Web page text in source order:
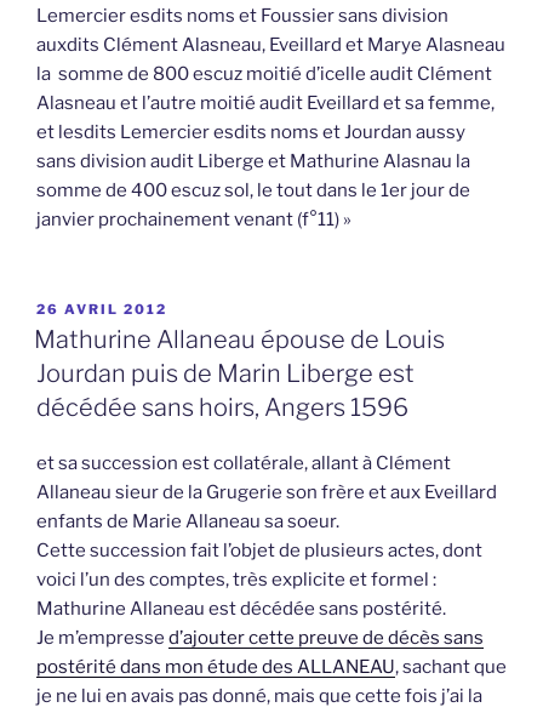
Lemercier esdits noms et Foussier sans division
auxdits Clément Alasneau, Eveillard et Marye Alasneau
la somme de 800 escuz moitié d’icelle audit Clément
Alasneau et l’autre moitié audit Eveillard et sa femme,
et lesdits Lemercier esdits noms et Jourdan aussy
sans division audit Liberge et Mathurine Alasnau la
somme de 400 escuz sol, le tout dans le 1er jour de
janvier prochainement venant (f°11) »
PUBLIÉ
LE
26 AVRIL 2012
Mathurine Allaneau épouse de Louis
Jourdan puis de Marin Liberge est
décédée sans hoirs, Angers 1596
et sa succession est collatérale, allant à Clément
Allaneau sieur de la Grugerie son frère et aux Eveillard
enfants de Marie Allaneau sa soeur.
Cette succession fait l’objet de plusieurs actes, dont
voici l’un des comptes, très explicite et formel :
Mathurine Allaneau est décédée sans postérité.
Je m’empresse d’ajouter cette preuve de décès sans
postérité dans mon étude des ALLANEAU, sachant que
je ne lui en avais pas donné, mais que cette fois j’ai la